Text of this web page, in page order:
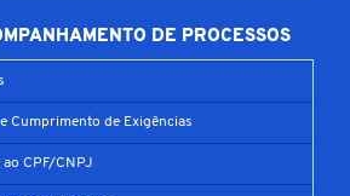
DE PROCESSOS
Cumprimento de Exigências
CPF/CNPJ